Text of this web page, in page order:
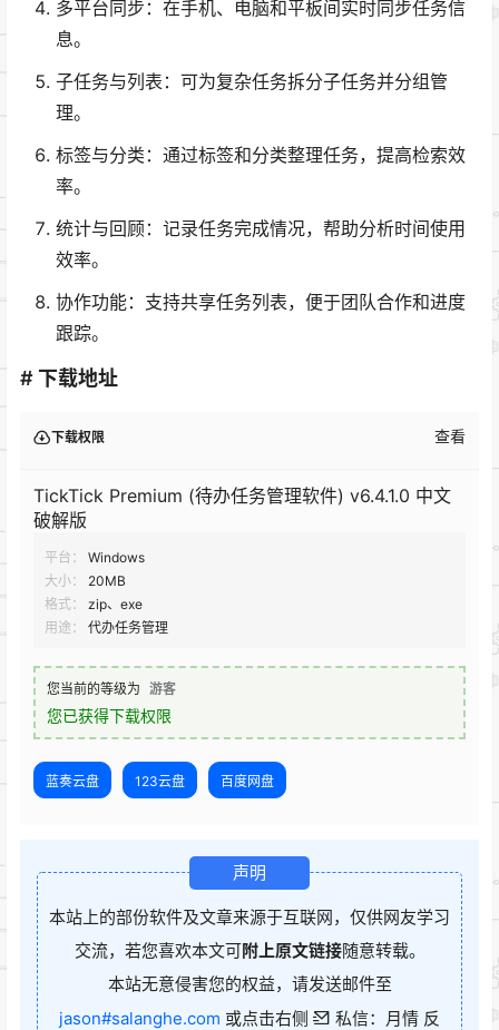
多平台同步：在手机、电脑和平板间实时同步任务信
息。
子任务与列表：可为复杂任务拆分子任务并分组管
理。
标签与分类：通过标签和分类整理任务，提高检索效
率。
统计与回顾：记录任务完成情况，帮助分析时间使用
效率。
协作功能：支持共享任务列表，便于团队合作和进度
跟踪。
# 下载地址
下载权限 查看
TickTick Premium (待办任务管理软件) v6.4.1.0 中文
破解版
平台：
Windows
大小：
20MB
格式：
zip、exe
用途：
代办任务管理
您当前的等级为 游客
您已获得下载权限
蓝奏云盘 123云盘 百度网盘
声明
本站上的部份软件及文章来源于互联网，仅供网友学习
交流，若您喜欢本文可附上原文链接随意转载。
本站无意侵害您的权益，请发送邮件至
jason#salanghe.com 或点击右侧
私信：月情 反